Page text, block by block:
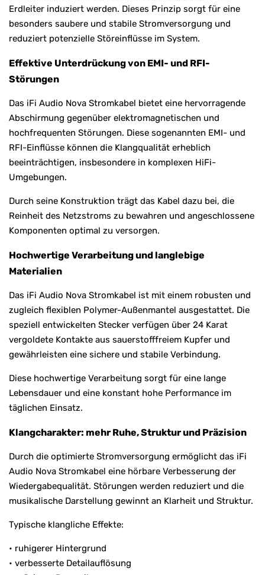
Erdleiter induziert werden. Dieses Prinzip sorgt für eine
besonders saubere und stabile Stromversorgung und
reduziert potenzielle Störeinflüsse im System.
Effektive Unterdrückung von EMI- und RFI-
Störungen
Das iFi Audio Nova Stromkabel bietet eine hervorragende
Abschirmung gegenüber elektromagnetischen und
hochfrequenten Störungen. Diese sogenannten EMI- und
RFI-Einflüsse können die Klangqualität erheblich
beeinträchtigen, insbesondere in komplexen HiFi-
Umgebungen.
Durch seine Konstruktion trägt das Kabel dazu bei, die
Reinheit des Netzstroms zu bewahren und angeschlossene
Komponenten optimal zu versorgen.
Hochwertige Verarbeitung und langlebige
Materialien
Das iFi Audio Nova Stromkabel ist mit einem robusten und
zugleich flexiblen Polymer-Außenmantel ausgestattet. Die
speziell entwickelten Stecker verfügen über 24 Karat
vergoldete Kontakte aus sauerstofffreiem Kupfer und
gewährleisten eine sichere und stabile Verbindung.
Diese hochwertige Verarbeitung sorgt für eine lange
Lebensdauer und eine konstant hohe Performance im
täglichen Einsatz.
Klangcharakter: mehr Ruhe, Struktur und Präzision
Durch die optimierte Stromversorgung ermöglicht das iFi
Audio Nova Stromkabel eine hörbare Verbesserung der
Wiedergabequalität. Störungen werden reduziert und die
musikalische Darstellung gewinnt an Klarheit und Struktur.
Typische klangliche Effekte:
• ruhigerer Hintergrund
• verbesserte Detailauflösung